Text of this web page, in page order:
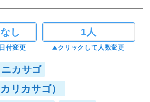
し
付変更
1人
クリックして人数変更
カサゴ
リカサゴ）